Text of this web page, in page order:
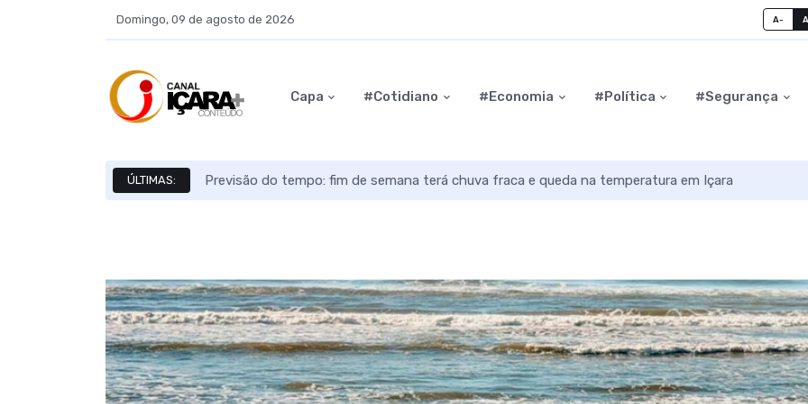
Domingo, 09 de agosto de 2026 A- A
Capa #Cotidiano #Economia #Política #Segurança
ÚLTIMAS: Previsão do tempo: fim de semana terá chuva fraca e queda na temperatura em Içara